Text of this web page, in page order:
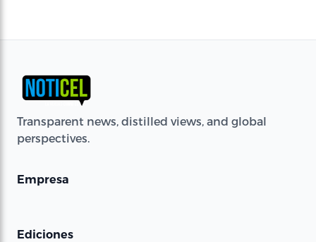
Transparent news, distilled views, and global
perspectives.
Empresa
Ediciones